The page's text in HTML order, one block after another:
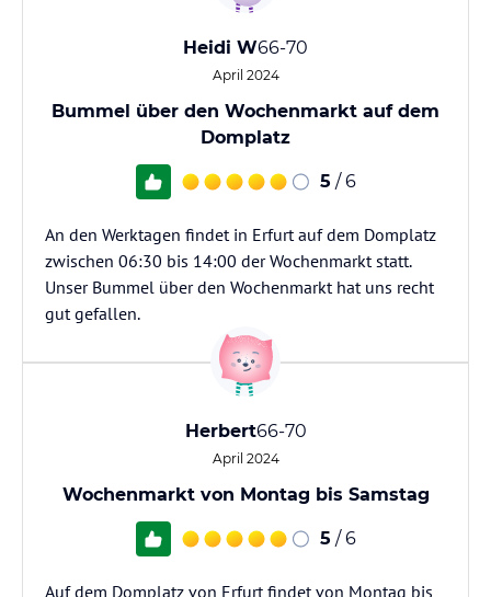
Heidi W66-70
April 2024
Bummel über den Wochenmarkt auf dem
Domplatz
5 / 6
An den Werktagen findet in Erfurt auf dem Domplatz
zwischen 06:30 bis 14:00 der Wochenmarkt statt.
Unser Bummel über den Wochenmarkt hat uns recht
gut gefallen.
Herbert66-70
April 2024
Wochenmarkt von Montag bis Samstag
5 / 6
Auf dem Domplatz von Erfurt findet von Montag bis